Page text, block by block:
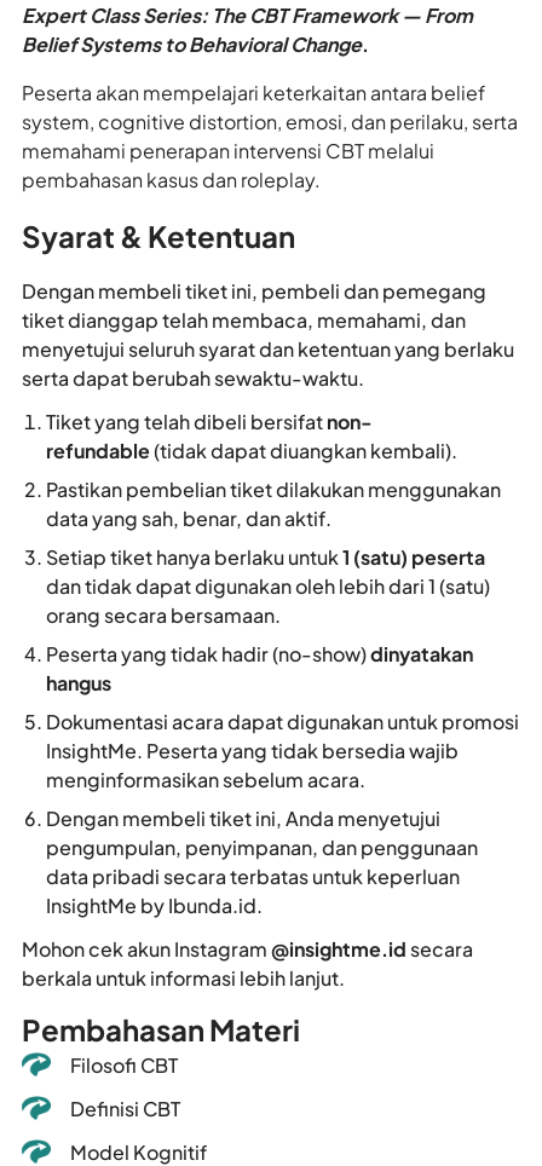
Expert Class Series: The CBT Framework — From
Belief Systems to Behavioral Change.
Peserta akan mempelajari keterkaitan antara belief
system, cognitive distortion, emosi, dan perilaku, serta
memahami penerapan intervensi CBT melalui
pembahasan kasus dan roleplay.
Syarat & Ketentuan
Dengan membeli tiket ini, pembeli dan pemegang
tiket dianggap telah membaca, memahami, dan
menyetujui seluruh syarat dan ketentuan yang berlaku
serta dapat berubah sewaktu-waktu.
Tiket yang telah dibeli bersifatnon-
refundable(tidak dapat diuangkan kembali).
Pastikan pembelian tiket dilakukan menggunakan
data yang sah, benar, dan aktif.
Setiap tiket hanya berlaku untuk1 (satu) peserta
dan tidak dapat digunakan oleh lebih dari 1 (satu)
orang secara bersamaan.
Peserta yang tidak hadir (no-show)dinyatakan
hangus
Dokumentasi acara dapat digunakan untuk promosi
InsightMe. Peserta yang tidak bersedia wajib
menginformasikan sebelum acara.
Dengan membeli tiket ini, Anda menyetujui
pengumpulan, penyimpanan, dan penggunaan
data pribadi secara terbatas untuk keperluan
InsightMe by Ibunda.id.
Mohon cek akun Instagram@insightme.id secara
berkala untuk informasi lebih lanjut.
Pembahasan Materi
Filosofi CBT
Definisi CBT
Model Kognitif